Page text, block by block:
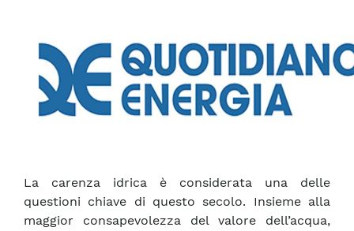
La carenza idrica è considerata una delle
questioni chiave di questo secolo. Insieme alla
maggior consapevolezza del valore dell’acqua,